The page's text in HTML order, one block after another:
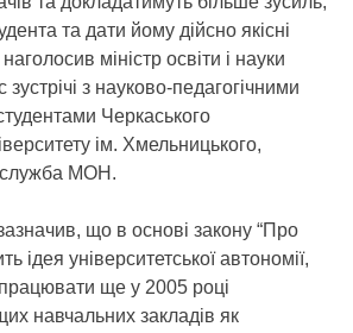
та дати йому дійсно якісні
міністр освіти і науки
зустрічі з науково-педагогічними
Черкаського
ім. Хмельницького,
служба МОН.
що в основі закону “Про
ідея університетської автономії,
ще у 2005 році
навчальних закладів як